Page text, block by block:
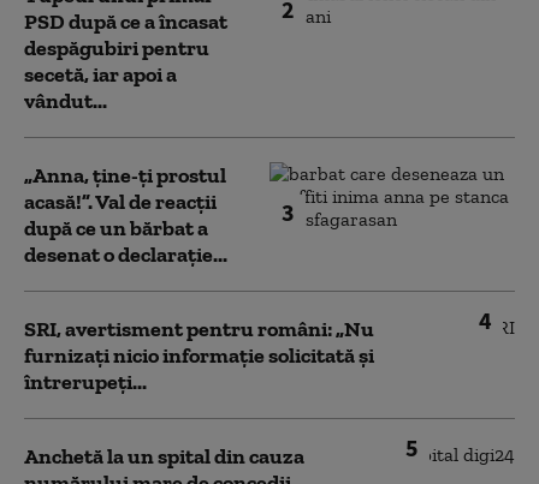
2
PSD după ce a încasat
despăgubiri pentru
secetă, iar apoi a
vândut...
3
„Anna, ţine-ţi prostul
acasă!”. Val de reacții
după ce un bărbat a
desenat o declarație...
4
SRI, avertisment pentru români: „Nu
furnizați nicio informație solicitată și
întrerupeți...
5
Anchetă la un spital din cauza